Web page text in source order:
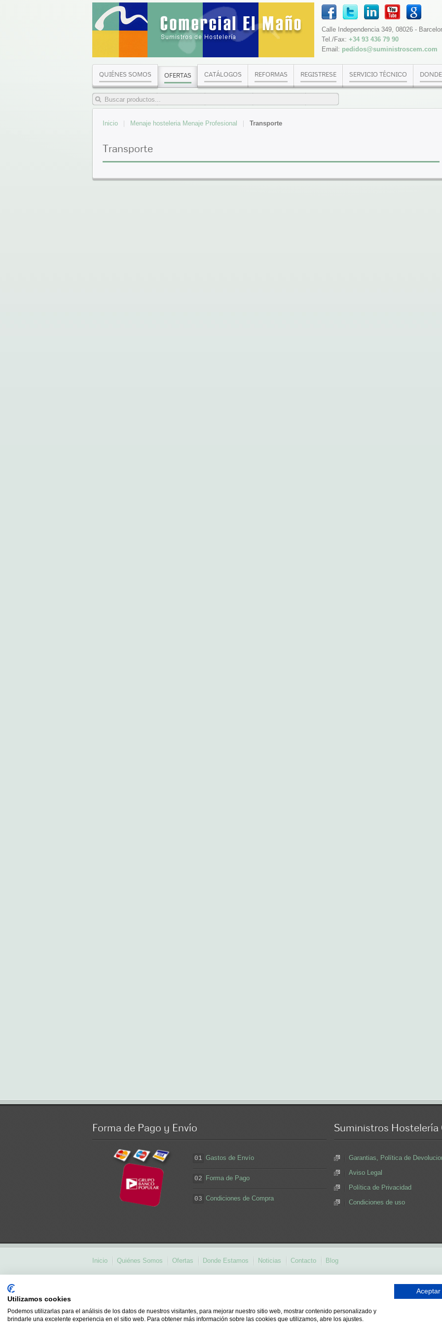
Calle Independencia 349, 08026 -
Tel./Fax: +34 93 436 79 90
Email: pedidos@suministroscem.com
QUIÉNES SOMOS OFERTAS CATÁLOGOS REFORMAS REGISTRESE SERVICIO TÉCNICO
Inicio Menaje hosteleria Menaje Profesional Transporte
Transporte
Utilizamos cookies
Podemos utilizarlas para el análisis de los datos de nuestros visitantes, para mejorar nuestro sitio web, mostrar contenido personalizado y
brindarle una excelente experiencia en el sitio web. Para obtener más información sobre las cookies que utilizamos, abre los ajustes.
Aceptar
Forma de Pago y Envío
01 Gastos de Envío
02 Forma de Pago
03 Condiciones de Compra
Suministros Hostelería
Garantias, Política de
Aviso Legal
Política de Privacidad
Condiciones de uso
Inicio Quiénes Somos Ofertas Donde Estamos Noticias Contacto Blog
distribuidores juguetes espa
Suministros Hosteleria CEM - Copyright © 2022.